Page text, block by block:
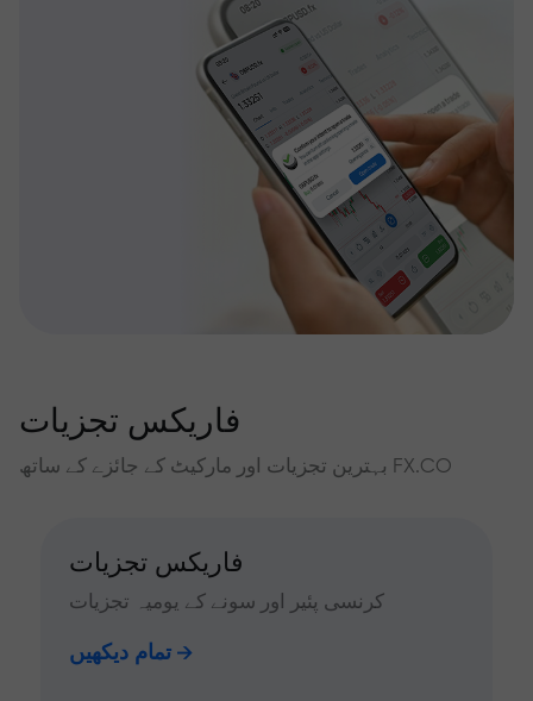
فاریکس تجزیات
بہترین تجزیات اور مارکیٹ کے جائزے کے ساتھ FX.CO
فاریکس تجزیات
کرنسی پئیر اور سونے کے یومیہ تجزیات
تمام دیکھیں